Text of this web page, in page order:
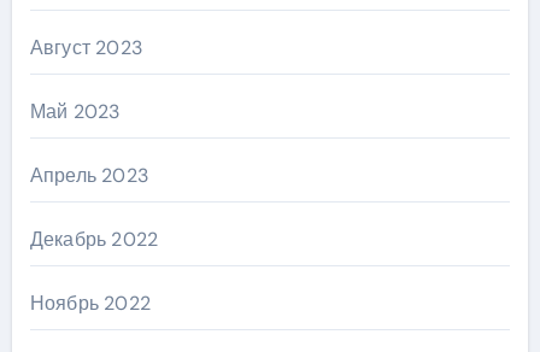
Август 2023
Май 2023
Апрель 2023
Декабрь 2022
Ноябрь 2022